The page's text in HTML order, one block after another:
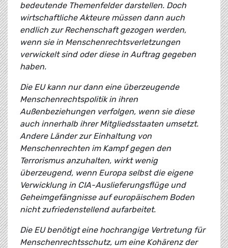
bedeutende Themenfelder darstellen. Doch
wirtschaftliche Akteure müssen dann auch
endlich zur Rechenschaft gezogen werden,
wenn sie in Menschenrechtsverletzungen
verwickelt sind oder diese in Auftrag gegeben
haben.
Die EU kann nur dann eine überzeugende
Menschenrechtspolitik in ihren
Außenbeziehungen verfolgen, wenn sie diese
auch innerhalb ihrer Mitgliedsstaaten umsetzt.
Andere Länder zur Einhaltung von
Menschenrechten im Kampf gegen den
Terrorismus anzuhalten, wirkt wenig
überzeugend, wenn Europa selbst die eigene
Verwicklung in CIA-Auslieferungsflüge und
Geheimgefängnisse auf europäischem Boden
nicht zufriedenstellend aufarbeitet.
Die EU benötigt eine hochrangige Vertretung für
Menschenrechtsschutz, um eine Kohärenz der